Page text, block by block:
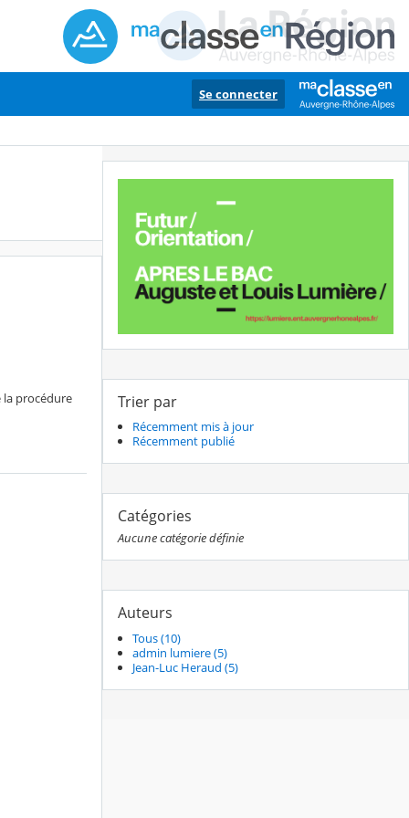
Se connecter
la procédure
Trier par
Récemment mis à jour
Récemment publié
Catégories
Aucune catégorie définie
Auteurs
Tous (10)
admin lumiere (5)
Jean-Luc Heraud (5)